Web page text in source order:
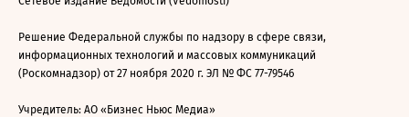
Решение Федеральной службы по надзору в сфере связи,
информационных технологий и массовых коммуникаций
(Роскомнадзор) от 27 ноября 2020 г. ЭЛ № ФС 77-79546
Учредитель: АО «Бизнес Ньюс Медиа»